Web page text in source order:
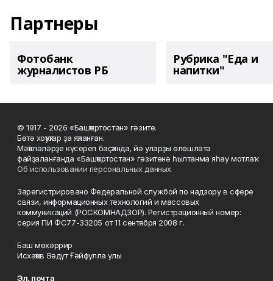
Партнеры
Фотобанк
журналистов РБ
Рубрика "Еда и
напитки"
© 1917 - 2026 «Башҡортостан» гәзите.
Бөтә хоҡуҡтар ҙа яҡланған.
Мәҡәләләрҙе күсереп баҫҡанда, йә уларҙы өлөшләтә
файҙаланғанда «Башҡортостан» гәзитенә һылтанма яһау мотлаҡ.
Об использовании персональных данных
Зарегистрировано Федеральной службой по надзору в сфере
связи, информационных технологий и массовых
коммуникаций (РОСКОМНАДЗОР). Регистрационный номер:
серия ПИ ФС77-33205 от 11 сентября 2008 г.
Баш мөхәррир
Исхаҡов Вәдүт Ғәйфулла улы
Эл. почта